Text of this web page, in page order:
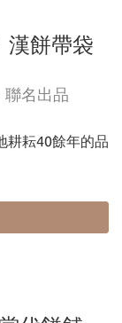
漢餅帶袋
聯名出品
耕耘40餘年的品